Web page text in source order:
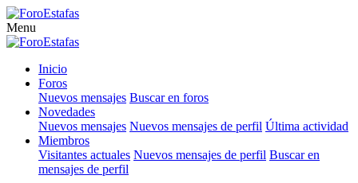
Menu
Inicio
Foros
Nuevos mensajes Buscar en foros
Novedades
Nuevos mensajes Nuevos mensajes de perfil Última actividad
Miembros
Visitantes actuales Nuevos mensajes de perfil Buscar en
mensajes de perfil